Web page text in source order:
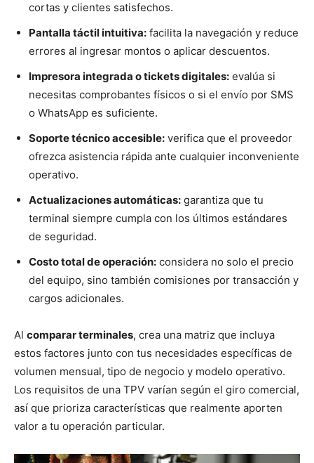
cortas y clientes satisfechos.
Pantalla táctil intuitiva: facilita la navegación y reduce
errores al ingresar montos o aplicar descuentos.
Impresora integrada o tickets digitales: evalúa si
necesitas comprobantes físicos o si el envío por SMS
o WhatsApp es suficiente.
Soporte técnico accesible: verifica que el proveedor
ofrezca asistencia rápida ante cualquier inconveniente
operativo.
Actualizaciones automáticas: garantiza que tu
terminal siempre cumpla con los últimos estándares
de seguridad.
Costo total de operación: considera no solo el precio
del equipo, sino también comisiones por transacción y
cargos adicionales.
Al comparar terminales, crea una matriz que incluya
estos factores junto con tus necesidades específicas de
volumen mensual, tipo de negocio y modelo operativo.
Los requisitos de una TPV varían según el giro comercial,
así que prioriza características que realmente aporten
valor a tu operación particular.